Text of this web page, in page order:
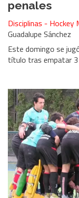
penales
Guadalupe Sánchez
Disciplinas - Hockey
Este domingo se
título tras empatar 3